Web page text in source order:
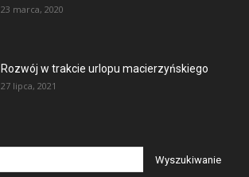
23 marca, 2020
Rozwój w trakcie urlopu macierzyńskiego
27 lipca, 2021